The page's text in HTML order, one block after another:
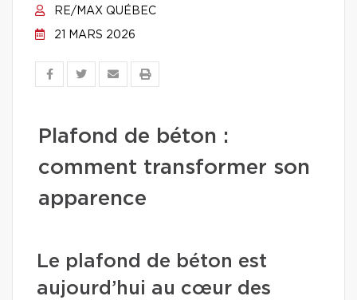
RE/MAX QUÉBEC
21 MARS 2026
Plafond de béton :
comment transformer son
apparence
Le plafond de béton est
aujourd’hui au cœur des